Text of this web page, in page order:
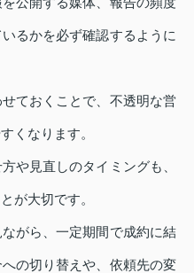
るかを必ず確認するように
ておくことで、不透明な営
くなります。
や見直しのタイミングも、
が大切です。
がら、一定期間で成約に結
の切り替えや、依頼先の変